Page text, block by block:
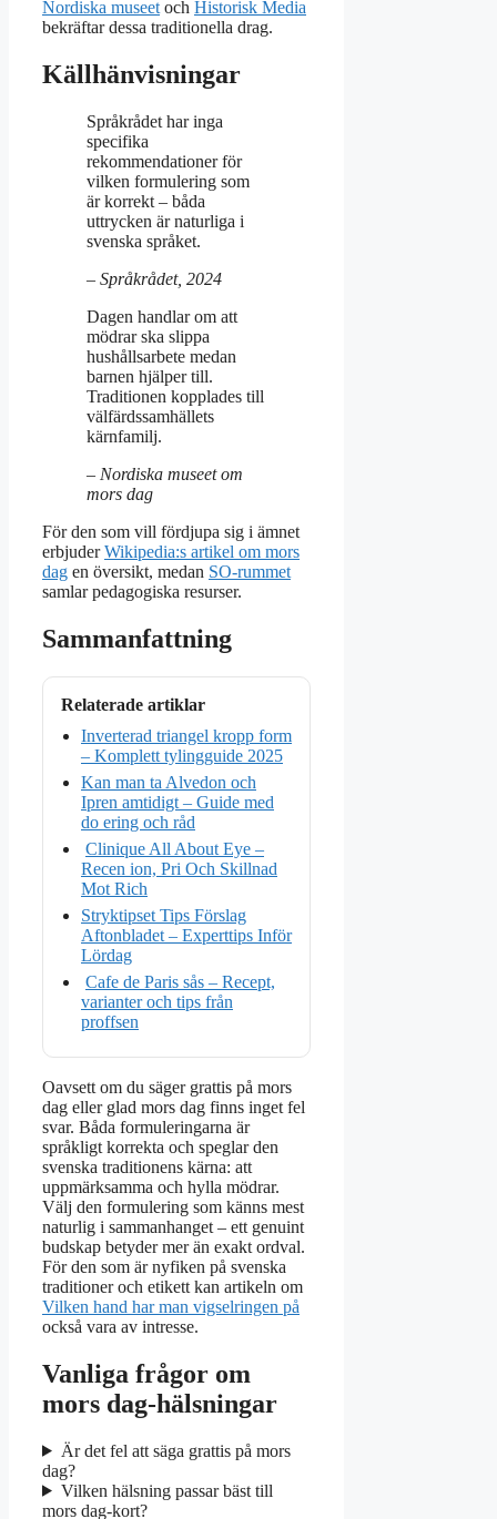
Nordiska museet och Historisk Media
bekräftar dessa traditionella drag.
Källhänvisningar
Språkrådet har inga
specifika
rekommendationer för
vilken formulering som
är korrekt – båda
uttrycken är naturliga i
svenska språket.
– Språkrådet, 2024
Dagen handlar om att
mödrar ska slippa
hushållsarbete medan
barnen hjälper till.
Traditionen kopplades till
välfärdssamhällets
kärnfamilj.
– Nordiska museet om
mors dag
För den som vill fördjupa sig i ämnet
erbjuderWikipedia:s artikel om mors
dag en översikt, medan SO-rummet
samlar pedagogiska resurser.
Sammanfattning
Relaterade artiklar
Inverterad triangel kropp form
– Komplett tylingguide 2025
Kan man ta Alvedon och
Ipren amtidigt – Guide med
do ering och råd
Clinique All About Eye –
Recen ion, Pri Och Skillnad
Mot Rich
Stryktipset Tips Förslag
Aftonbladet – Experttips Inför
Lördag
Cafe de Paris sås – Recept,
varianter och tips från
proffsen
Oavsett om du säger grattis på mors
dag eller glad mors dag finns inget fel
svar. Båda formuleringarna är
språkligt korrekta och speglar den
svenska traditionens kärna: att
uppmärksamma och hylla mödrar.
Välj den formulering som känns mest
naturlig i sammanhanget – ett genuint
budskap betyder mer än exakt ordval.
För den som är nyfiken på svenska
traditioner och etikett kan artikeln om
Vilken hand har man vigselringen på
också vara av intresse.
Vanliga frågor om
mors dag-hälsningar
Är det fel att säga grattis på mors
dag?
Vilken hälsning passar bäst till
mors dag-kort?